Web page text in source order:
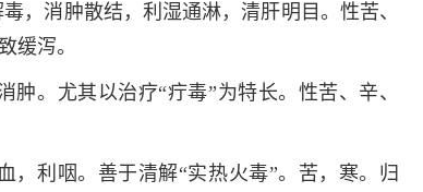
，消肿散结，利湿通淋，清肝明目。性苦、
缓泻。
。尤其以治疗“疔毒”为特长。性苦、辛、
，利咽。善于清解“实热火毒”。苦，寒。归